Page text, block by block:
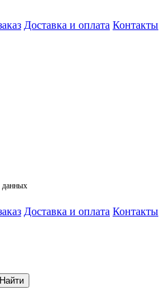
Доставка и оплата Контакты
данных
Доставка и оплата Контакты
Найти